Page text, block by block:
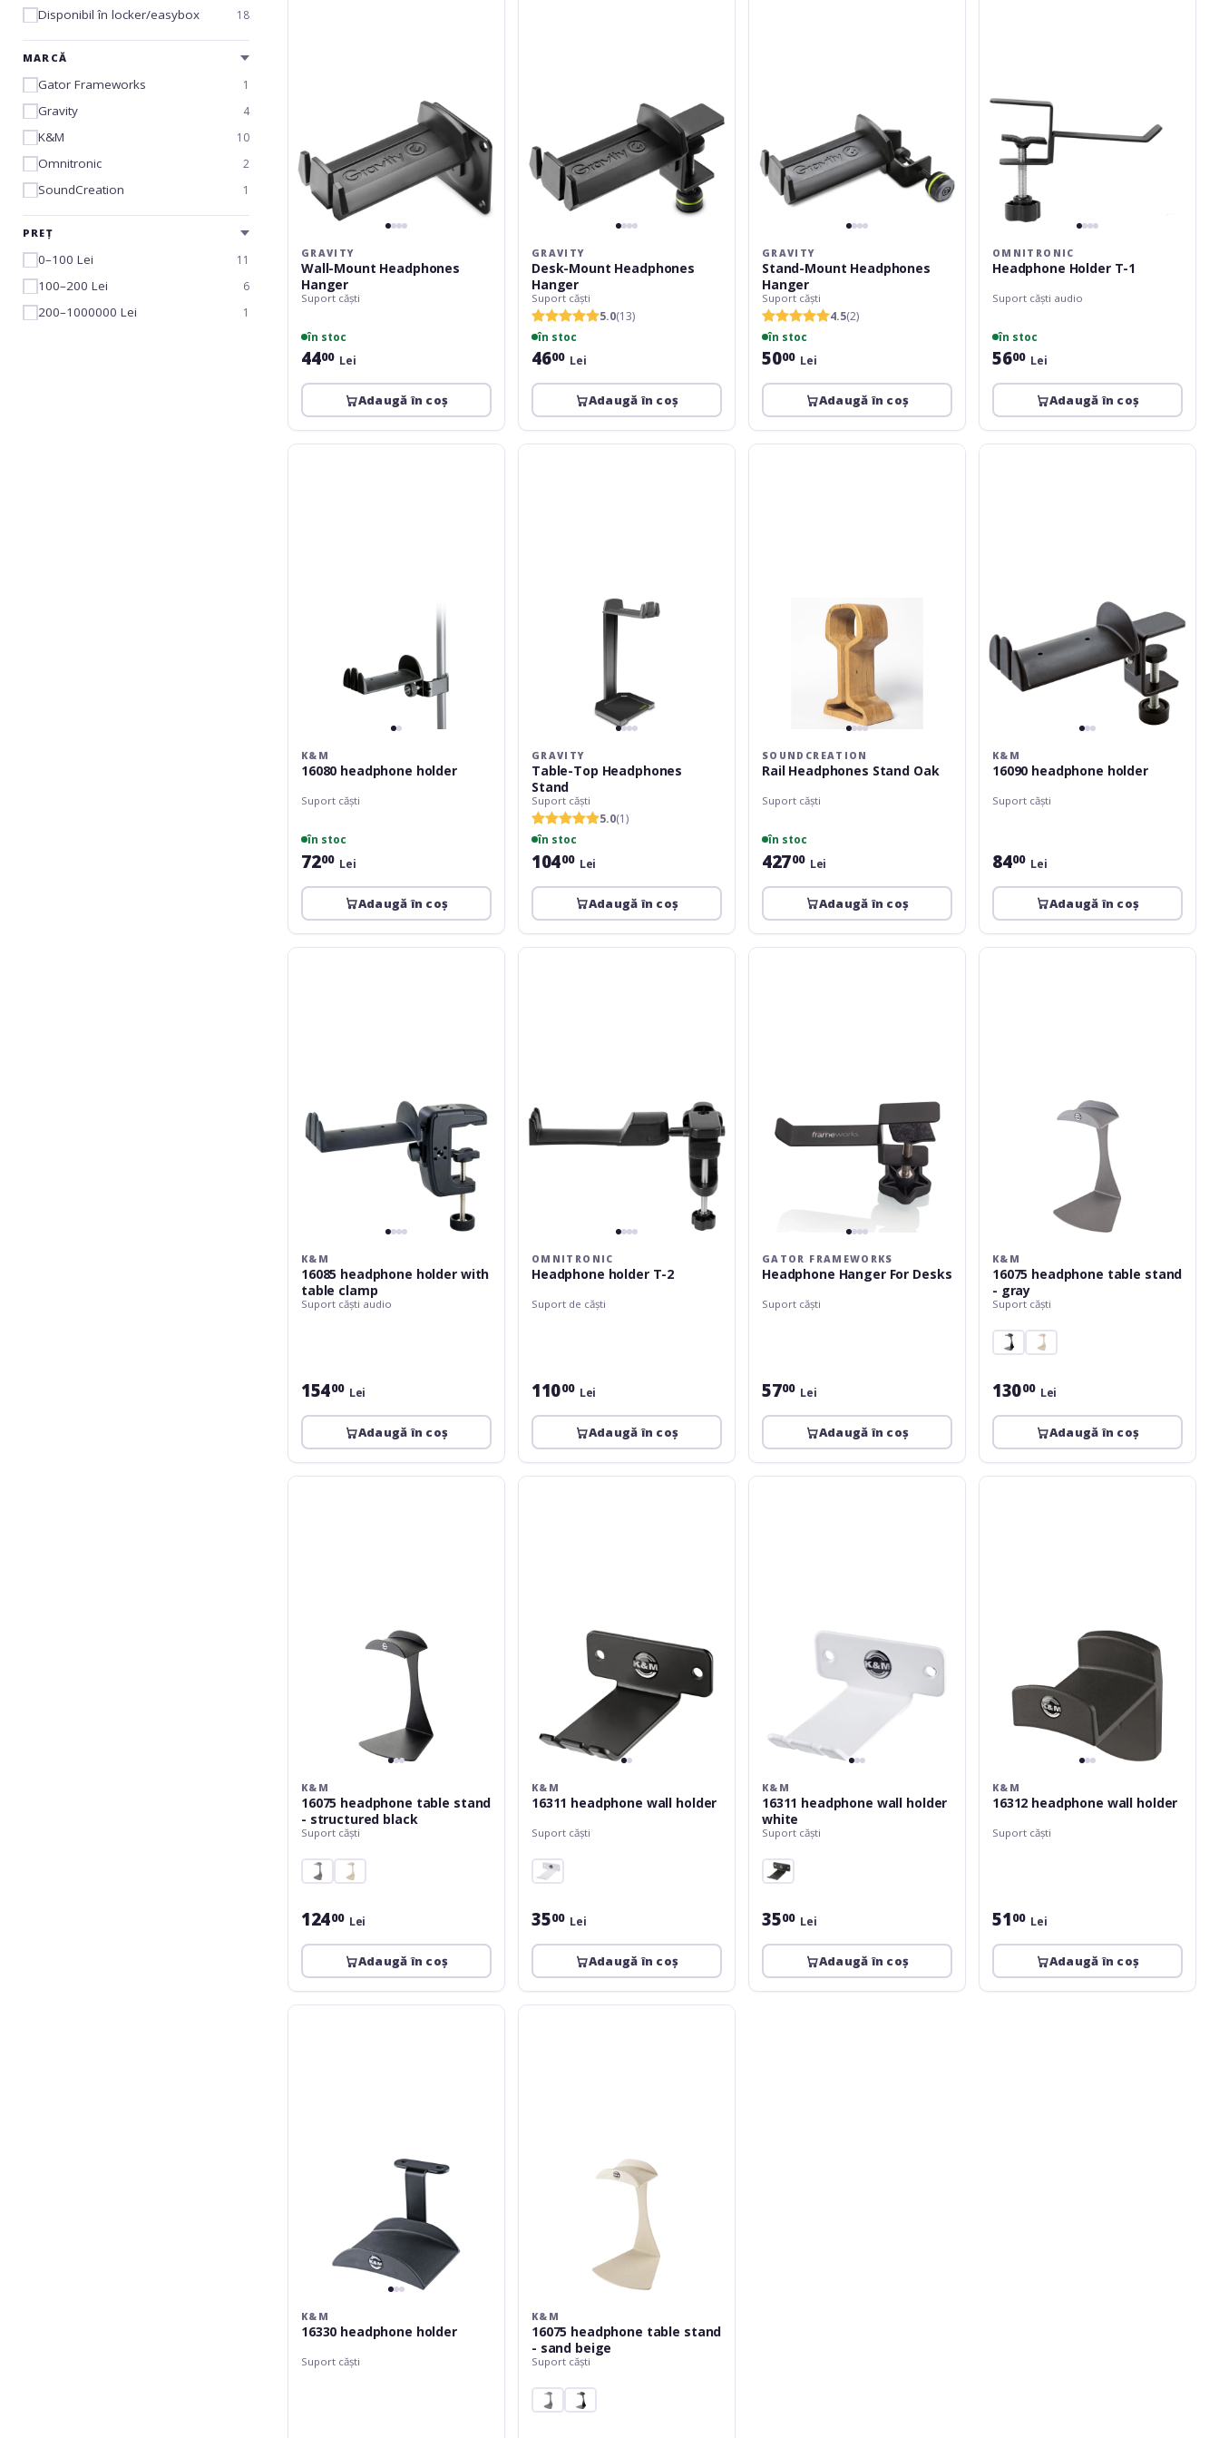
Disponibil în locker/easybox 18
MARCĂ
Gator Frameworks 1
Gravity 4
K&M 10
Omnitronic 2
SoundCreation 1
PREȚ
0–100 Lei 11
100–200 Lei 6
200–1000000 Lei 1
GRAVITY
Wall-Mount Headphones
Hanger
Suport căști
în stoc
4400 Lei
Adaugă în coș
GRAVITY
Desk-Mount Headphones
Hanger
Suport căști
5.0(13)
în stoc
4600 Lei
Adaugă în coș
GRAVITY
Stand-Mount Headphones
Hanger
Suport căști
4.5(2)
în stoc
5000 Lei
Adaugă în coș
OMNITRONIC
Headphone Holder T-1
Suport căști audio
în stoc
5600 Lei
Adaugă în coș
K&M
K&M
16080 headphone holder
Suport căști
în stoc
7200 Lei
Adaugă în coș
Gravity
GRAVITY
Table-Top Headphones
Stand
Suport căști
5.0(1)
în stoc
10400 Lei
Adaugă în coș
SoundCreation
SOUNDCREATION
Rail Headphones Stand Oak
Suport căști
în stoc
42700 Lei
Adaugă în coș
K&M
K&M
16090 headphone holder
Suport căști
8400 Lei
Adaugă în coș
K&M
K&M
16085 headphone holder with
table clamp
Suport căști audio
15400 Lei
Adaugă în coș
Omnitronic
OMNITRONIC
Headphone holder T-2
Suport de căști
11000 Lei
Adaugă în coș
Gator
GATOR FRAMEWORKS
Headphone Hanger For Desks
Suport căști
5700 Lei
Adaugă în coș
K&M
K&M
16075 headphone table stand
- gray
Suport căști
13000 Lei
Adaugă în coș
K&M
K&M
16075 headphone table stand
- structured black
Suport căști
12400 Lei
Adaugă în coș
K&M
K&M
16311 headphone wall holder
Suport căști
3500 Lei
Adaugă în coș
K&M
K&M
16311 headphone wall holder
white
Suport căști
3500 Lei
Adaugă în coș
K&M
K&M
16312 headphone wall holder
Suport căști
5100 Lei
Adaugă în coș
K&M
K&M
16330 headphone holder
Suport căști
K&M
K&M
16075 headphone table stand
- sand beige
Suport căști